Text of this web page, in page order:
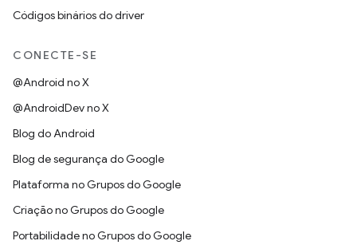
Códigos binários do driver
CONECTE-SE
@Android no X
@AndroidDev no X
Blog do Android
Blog de segurança do Google
Plataforma no Grupos do Google
Criação no Grupos do Google
Portabilidade no Grupos do Google